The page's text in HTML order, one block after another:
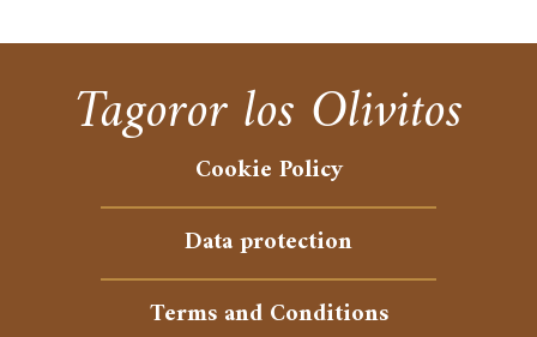
Tagoror los Olivitos
Cookie Policy
Data protection
Terms and Conditions